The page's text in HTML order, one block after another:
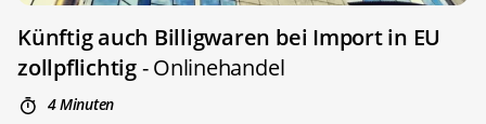
Künftig auch Billigwaren bei Import in EU
zollpflichtig- Onlinehandel
4 Minuten